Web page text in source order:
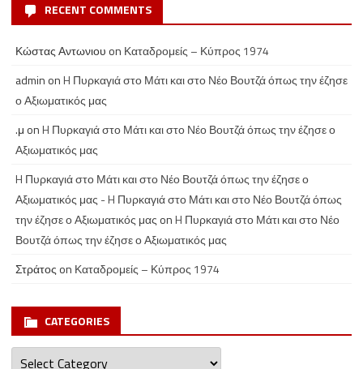
RECENT COMMENTS
Κώστας Αντωνιου on Καταδρομείς – Κύπρος 1974
admin onH Πυρκαγιά στο Μάτι και στο Νέο Βουτζά όπως την έζησε
ο Αξιωματικός μας
.μ onH Πυρκαγιά στο Μάτι και στο Νέο Βουτζά όπως την έζησε ο
Αξιωματικός μας
H Πυρκαγιά στο Μάτι και στο Νέο Βουτζά όπως την έζησε ο
Αξιωματικός μας - H Πυρκαγιά στο Μάτι και στο Νέο Βουτζά όπως
την έζησε ο Αξιωματικός μας onH Πυρκαγιά στο Μάτι και στο Νέο
Βουτζά όπως την έζησε ο Αξιωματικός μας
Στράτος on Καταδρομείς – Κύπρος 1974
CATEGORIES
Categories